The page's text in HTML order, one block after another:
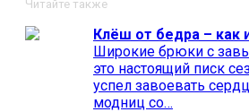
Читайте также
Клёш от бедра – как
Широкие брюки с
это настоящий писк
успел завоевать
модниц со…